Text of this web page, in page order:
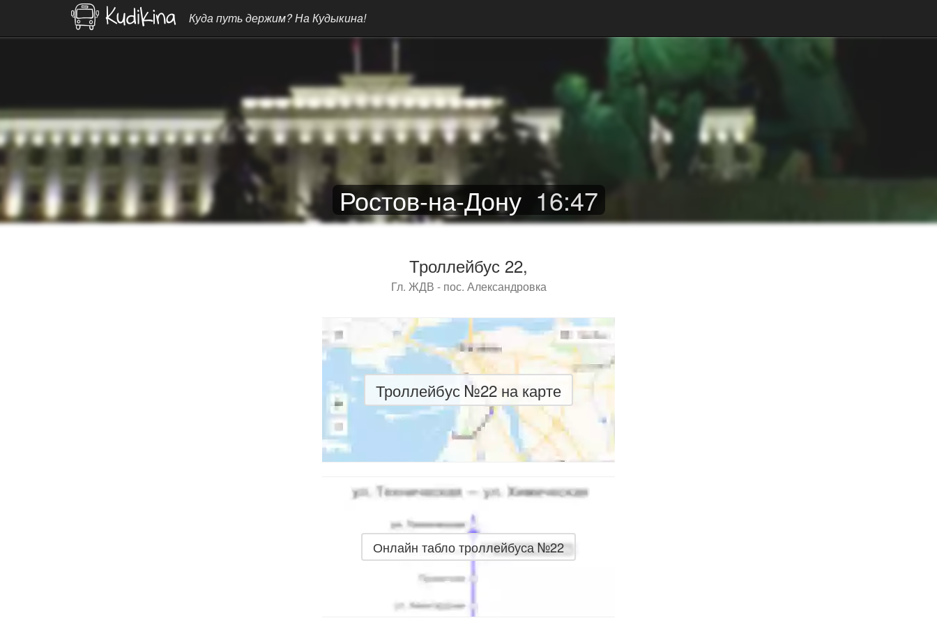
Куда путь держим? На Кудыкина!
Ростов-на-Дону 16:47
Троллейбус 22,
Гл. ЖДВ - пос. Александровка
Троллейбус №22 на карте
Онлайн табло троллейбуса №22